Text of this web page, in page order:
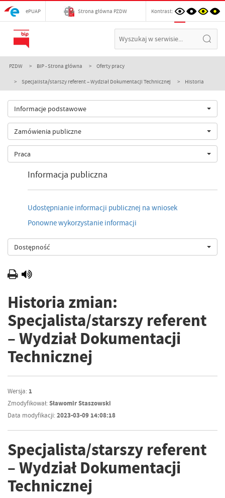
ePUAP Strona główna PZDW Kontrast:
PZDW BIP - Strona główna Oferty pracy
Specjalista/starszy referent – Wydział Dokumentacji Technicznej Historia
Informacje podstawowe
Zamówienia publiczne
Praca
Informacja publiczna
Udostępnianie informacji publicznej na wniosek
Ponowne wykorzystanie informacji
Dostępność
Historia zmian:
Specjalista/starszy referent
– Wydział Dokumentacji
Technicznej
Wersja: 1
Zmodyfikował:Sławomir Staszowski
Data modyfikacji:2023-03-09 14:08:18
Specjalista/starszy referent
– Wydział Dokumentacji
Technicznej